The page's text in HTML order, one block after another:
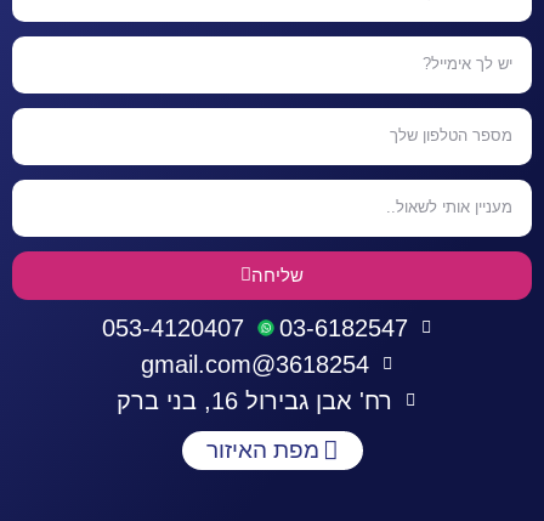
שליחה
03-6182547
053-4120407
3618254@gmail.com
רח' אבן גבירול 16, בני ברק
מפת האיזור